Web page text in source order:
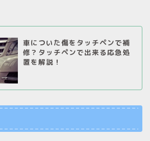
車についた傷をタッチペンで補
修？タッチペンで出来る応急処
置を解説！